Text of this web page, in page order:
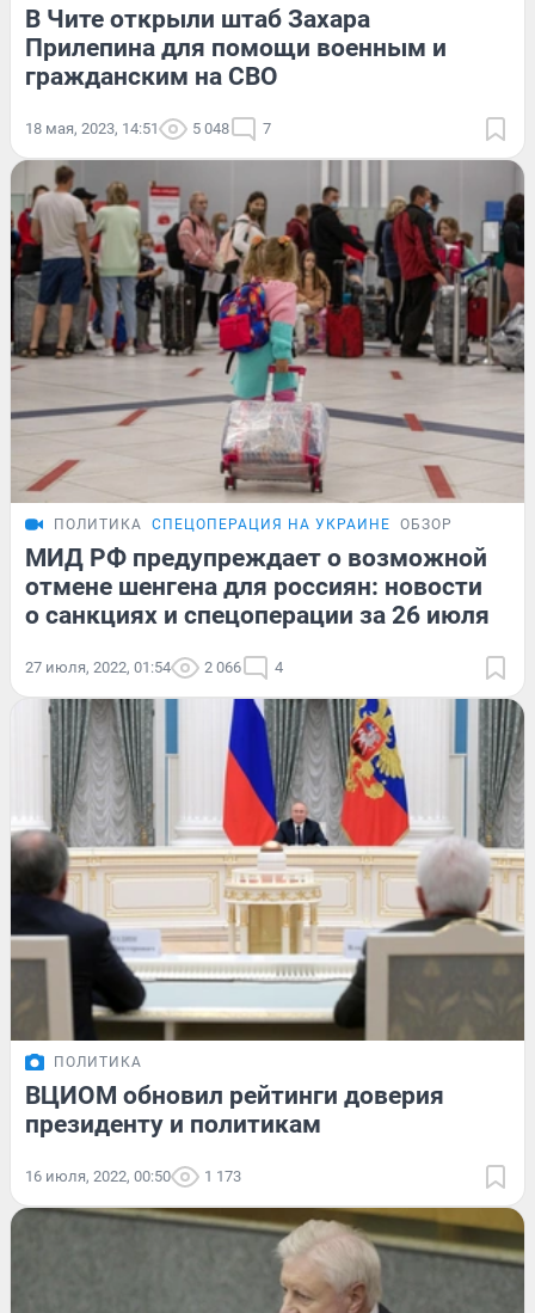
В Чите открыли штаб Захара
Прилепина для помощи военным и
гражданским на СВО
18 мая, 2023, 14:51 5 048 7
ПОЛИТИКА СПЕЦОПЕРАЦИЯ НА УКРАИНЕ ОБЗОР
МИД РФ предупреждает о возможной
отмене шенгена для россиян: новости
о санкциях и спецоперации за 26 июля
27 июля, 2022, 01:54 2 066 4
ПОЛИТИКА
ВЦИОМ обновил рейтинги доверия
президенту и политикам
16 июля, 2022, 00:50 1 173